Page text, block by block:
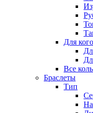
Для кого
Все
Браслеты
Тип